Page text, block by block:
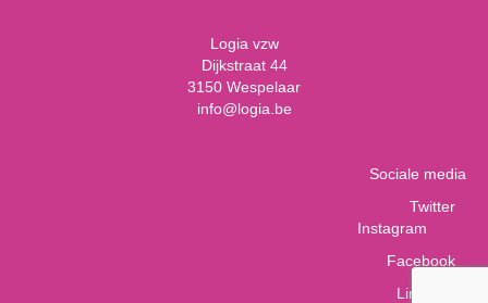
Logia vzw
Dijkstraat 44
3150 Wespelaar
info@logia.be
Sociale media
Twitter
Instagram
Facebook
LinkedIn